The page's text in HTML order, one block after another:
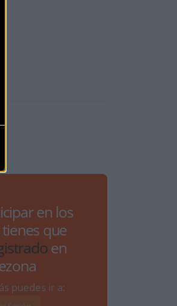
en los
que
en
puedes ir a: